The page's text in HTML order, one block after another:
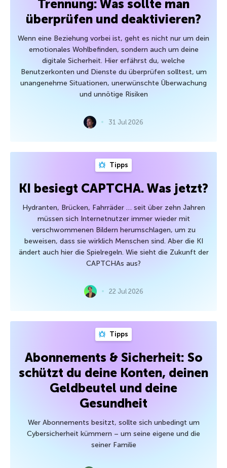
Trennung: Was sollte man
überprüfen und deaktivieren?
Wenn eine Beziehung vorbei ist, geht es nicht nur um dein
emotionales Wohlbefinden, sondern auch um deine
digitale Sicherheit. Hier erfährst du, welche
Benutzerkonten und Dienste du überprüfen solltest, um
unangenehme Situationen, unerwünschte Überwachung
und unnötige Risiken
31 Jul 2026
Tipps
KI besiegt CAPTCHA. Was jetzt?
Hydranten, Brücken, Fahrräder … seit über zehn Jahren
müssen sich Internetnutzer immer wieder mit
verschwommenen Bildern herumschlagen, um zu
beweisen, dass sie wirklich Menschen sind. Aber die KI
ändert auch hier die Spielregeln. Wie sieht die Zukunft der
CAPTCHAs aus?
22 Jul 2026
Tipps
Abonnements & Sicherheit: So
schützt du deine Konten, deinen
Geldbeutel und deine
Gesundheit
Wer Abonnements besitzt, sollte sich unbedingt um
Cybersicherheit kümmern – um seine eigene und die
seiner Familie